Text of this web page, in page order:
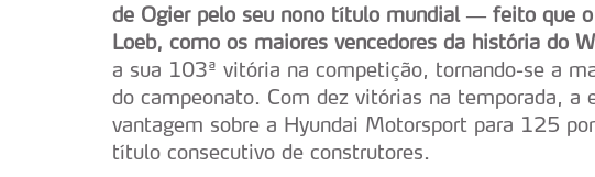
de Ogier pelo seu nono título mundial — feito que
Loeb, como os maiores vencedores da história do
a sua 103ª vitória na competição, tornando-se a
do campeonato. Com dez vitórias na temporada, a
vantagem sobre a Hyundai Motorsport para 125
título consecutivo de construtores.